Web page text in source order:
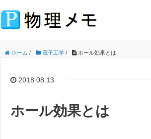
ホーム / 電子工学 / ホール効果とは
2018.08.13
ホール効果とは